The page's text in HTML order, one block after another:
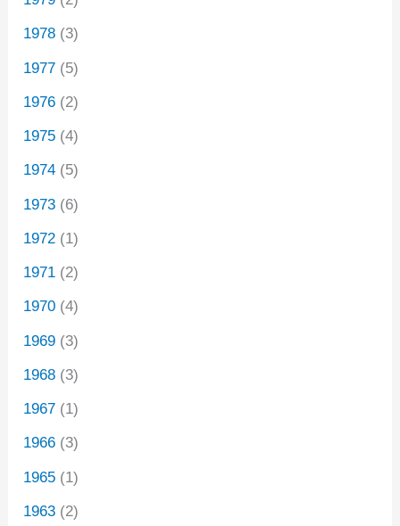
1978 (3)
1977 (5)
1976 (2)
1975 (4)
1974 (5)
1973 (6)
1972 (1)
1971 (2)
1970 (4)
1969 (3)
1968 (3)
1967 (1)
1966 (3)
1965 (1)
1963 (2)